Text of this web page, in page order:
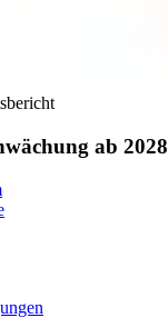
ab 2028